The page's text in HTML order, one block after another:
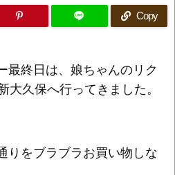
Copy
最終日は、娘ちゃんのリク
大久保へ行ってきました。
りをブラブラお買い物しな